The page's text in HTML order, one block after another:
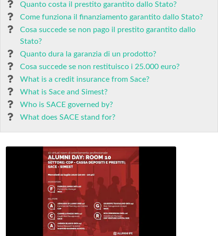
Quanto costa il prestito garantito dallo Stato?
Come funziona il finanziamento garantito dallo Stato?
Cosa succede se non pago il prestito garantito dallo
Stato?
Quanto dura la garanzia di un prodotto?
Cosa succede se non restituisco i 25.000 euro?
What is a credit insurance from Sace?
What is Sace and Simest?
Who is SACE governed by?
What does SACE stand for?